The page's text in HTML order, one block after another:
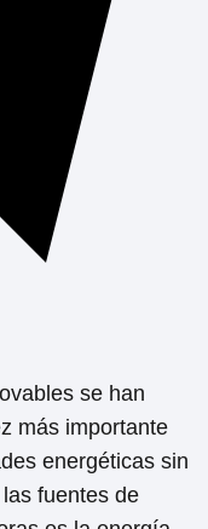
se han
más importante
energéticas sin
fuentes de